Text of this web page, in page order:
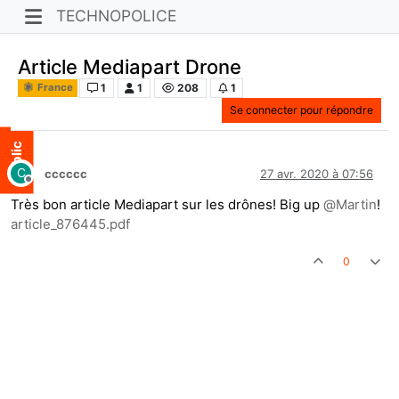
TECHNOPOLICE
Article Mediapart Drone
France 1 1 208
1
Se connecter pour répondre
C
Hors-ligne
cccccc 27 avr. 2020 à 07:56
Très bon article Mediapart sur les drônes! Big up @Martin!
article_876445.pdf
0